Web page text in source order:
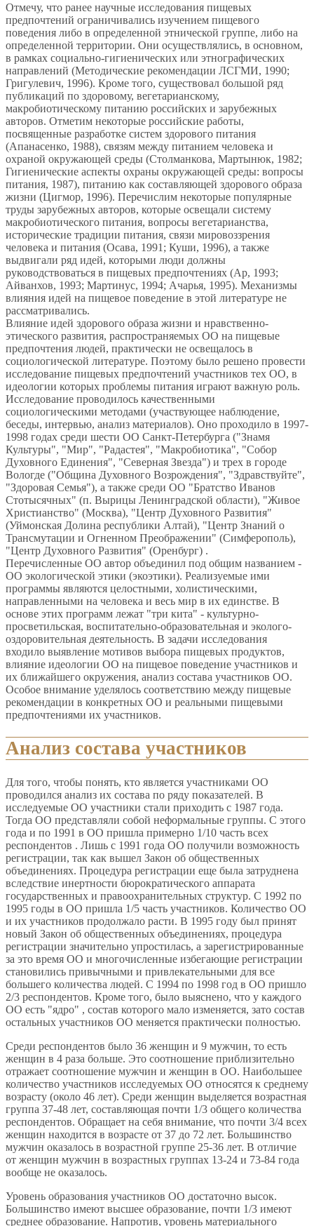
Отмечу, что ранее научные исследования пищевых
предпочтений ограничивались изучением пищевого
поведения либо в определенной этнической группе, либо на
определенной территории. Они осуществлялись, в основном,
в рамках социально-гигиенических или этнографических
направлений (Методические рекомендации ЛСГМИ, 1990;
Григулевич, 1996). Кроме того, существовал большой ряд
публикаций по здоровому, вегетарианскому,
макробиотическому питанию российских и зарубежных
авторов. Отметим некоторые российские работы,
посвященные разработке систем здорового питания
(Апанасенко, 1988), связям между питанием человека и
охраной окружающей среды (Столманкова, Мартынюк, 1982;
Гигиенические аспекты охраны окружающей среды: вопросы
питания, 1987), питанию как составляющей здорового образа
жизни (Цигмор, 1996). Перечислим некоторые популярные
труды зарубежных авторов, которые освещали систему
макробиотического питания, вопросы вегетарианства,
исторические традиции питания, связи мировоззрения
человека и питания (Осава, 1991; Куши, 1996), а также
выдвигали ряд идей, которыми люди должны
руководствоваться в пищевых предпочтениях (Ар, 1993;
Айванхов, 1993; Мартинус, 1994; Ачарья, 1995). Механизмы
влияния идей на пищевое поведение в этой литературе не
рассматривались.
Влияние идей здорового образа жизни и нравственно-
этического развития, распространяемых ОО на пищевые
предпочтения людей, практически не освещалось в
социологической литературе. Поэтому было решено провести
исследование пищевых предпочтений участников тех ОО, в
идеологии которых проблемы питания играют важную роль.
Исследование проводилось качественными
социологическими методами (участвующее наблюдение,
беседы, интервью, анализ материалов). Оно проходило в 1997-
1998 годах среди шести ОО Санкт-Петербурга ("Знамя
Культуры", "Мир", "Радастея", "Макробиотика", "Собор
Духовного Единения", "Северная Звезда") и трех в городе
Вологде ("Община Духовного Возрождения", "Здравствуйте",
"Здоровая Семья"), а также среди ОО "Братство Иванов
Стотысячных" (п. Вырицы Ленинградской области), "Живое
Христианство" (Москва), "Центр Духовного Развития"
(Уймонская Долина республики Алтай), "Центр Знаний о
Трансмутации и Огненном Преображении" (Симферополь),
"Центр Духовного Развития" (Оренбург) .
Перечисленные ОО автор объединил под общим названием -
ОО экологической этики (экоэтики). Реализуемые ими
программы являются целостными, холистическими,
направленными на человека и весь мир в их единстве. В
основе этих программ лежат "три кита" - культурно-
просветильская, воспитательно-образовательная и эколого-
оздоровительная деятельность. В задачи исследования
входило выявление мотивов выбора пищевых продуктов,
влияние идеологии ОО на пищевое поведение участников и
их ближайшего окружения, анализ состава участников ОО.
Особое внимание уделялось соответствию между пищевые
рекомендации в конкретных ОО и реальными пищевыми
предпочтениями их участников.
Анализ состава участников
Для того, чтобы понять, кто является участниками ОО
проводился анализ их состава по ряду показателей. В
исследуемые ОО участники стали приходить с 1987 года.
Тогда ОО представляли собой неформальные группы. С этого
года и по 1991 в ОО пришла примерно 1/10 часть всех
респондентов . Лишь с 1991 года ОО получили возможность
регистрации, так как вышел Закон об общественных
объединениях. Процедура регистрации еще была затруднена
вследствие инертности бюрократического аппарата
государственных и правоохранительных структур. С 1992 по
1995 годы в ОО пришла 1/5 часть участников. Количество ОО
и их участников продолжало расти. В 1995 году был принят
новый Закон об общественных объединениях, процедура
регистрации значительно упростилась, а зарегистрированные
за это время ОО и многочисленные избегающие регистрации
становились привычными и привлекательными для все
большего количества людей. С 1994 по 1998 год в ОО пришло
2/3 респондентов. Кроме того, было выяснено, что у каждого
ОО есть "ядро" , состав которого мало изменяется, зато состав
остальных участников ОО меняется практически полностью.
Среди респондентов было 36 женщин и 9 мужчин, то есть
женщин в 4 раза больше. Это соотношение приблизительно
отражает соотношение мужчин и женщин в ОО. Наибольшее
количество участников исследуемых ОО относятся к среднему
возрасту (около 46 лет). Среди женщин выделяется возрастная
группа 37-48 лет, составляющая почти 1/3 общего количества
респондентов. Обращает на себя внимание, что почти 3/4 всех
женщин находится в возрасте от 37 до 72 лет. Большинство
мужчин оказалось в возрастной группе 25-36 лет. В отличие
от женщин мужчин в возрастных группах 13-24 и 73-84 года
вообще не оказалось.
Уровень образования участников ОО достаточно высок.
Большинство имеют высшее образование, почти 1/3 имеют
среднее образование. Напротив, уровень материального